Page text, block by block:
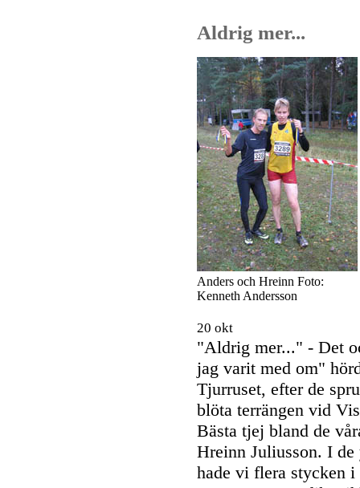
Aldrig mer...
Anders och Hreinn Foto:
Kenneth Andersson
20 okt
"Aldrig mer..." - Det
jag varit med om"
Tjurruset, efter de
blöta terrängen vid
Bästa tjej bland de
Hreinn Juliusson. I
hade vi flera stycken